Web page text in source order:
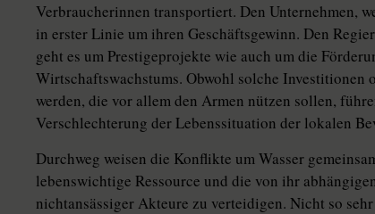
Verbraucherinnen transportiert. Den Unternehmen,
in erster Linie um ihren Geschäftsgewinn. Den
geht es um Prestigeprojekte wie auch um die
Wirtschaftswachstums. Obwohl solche
werden, die vor allem den Armen nützen sollen,
Verschlechterung der Lebenssituation der lokalen
Durchweg weisen die Konflikte um Wasser
lebenswichtige Ressource und die von ihr
nichtansässiger Akteure zu verteidigen. Nicht so